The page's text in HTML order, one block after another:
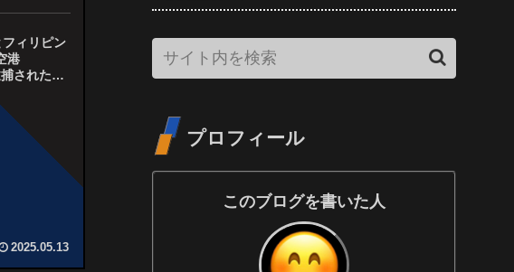
ィリピン
港
されたと
2025.05.13
プロフィール
このブログを書いた人